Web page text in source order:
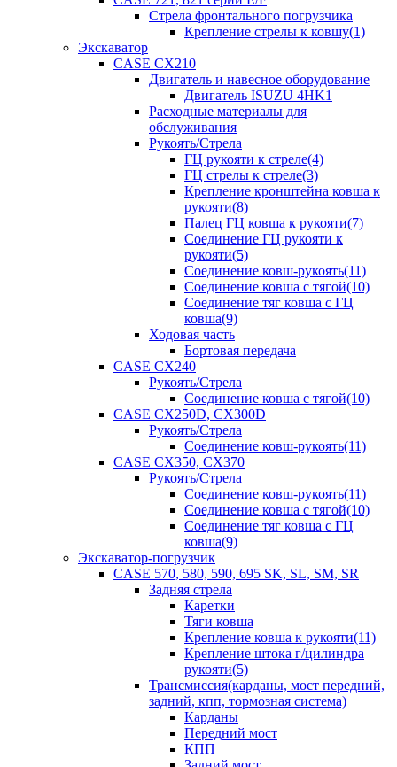
Стрела фронтального погрузчика
Крепление стрелы к ковшу(1)
Экскаватор
CASE CX210
Двигатель и навесное оборудование
Двигатель ISUZU 4HK1
Расходные материалы для
обслуживания
Рукоять/Стрела
ГЦ рукояти к стреле(4)
ГЦ стрелы к стреле(3)
Крепление кронштейна ковша к
рукояти(8)
Палец ГЦ ковша к рукояти(7)
Соединение ГЦ рукояти к
рукояти(5)
Соединение ковш-рукоять(11)
Соединение ковша с тягой(10)
Соединение тяг ковша с ГЦ
ковша(9)
Ходовая часть
Бортовая передача
CASE CX240
Рукоять/Стрела
Соединение ковша с тягой(10)
CASE CX250D, CX300D
Рукоять/Стрела
Соединение ковш-рукоять(11)
CASE CX350, CX370
Рукоять/Стрела
Соединение ковш-рукоять(11)
Соединение ковша с тягой(10)
Соединение тяг ковша с ГЦ
ковша(9)
Экскаватор-погрузчик
CASE 570, 580, 590, 695 SK, SL, SM, SR
Задняя стрела
Каретки
Тяги ковша
Крепление ковша к рукояти(11)
Крепление штока г/цилиндра
рукояти(5)
Трансмиссия(карданы, мост передний,
задний, кпп, тормозная система)
Карданы
Передний мост
КПП